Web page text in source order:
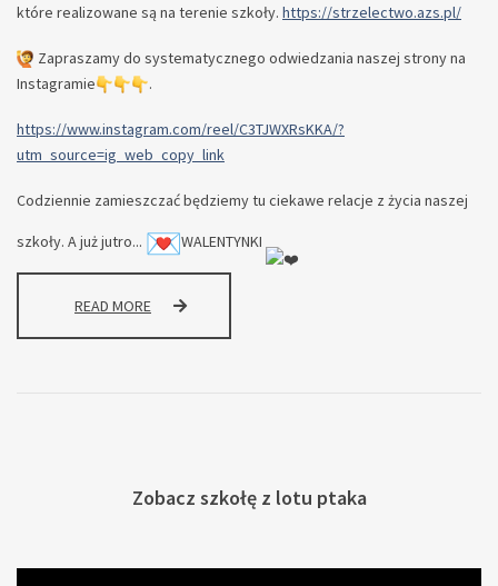
które realizowane są na terenie szkoły. https://strzelectwo.azs.pl/
Zapraszamy do systematycznego odwiedzania naszej strony na
Instagramie
.
https://www.instagram.com/reel/C3TJWXRsKKA/?
utm_source=ig_web_copy_link
Codziennie zamieszczać będziemy tu ciekawe relacje z życia naszej
szkoły. A już jutro... WALENTYNKI
READ MORE ZAPRASZAMY
Zobacz szkołę z lotu ptaka